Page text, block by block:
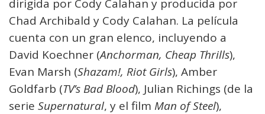
dirigida por Cody Calahan y producida por
Chad Archibald y Cody Calahan. La película
cuenta con un gran elenco, incluyendo a
David Koechner (Anchorman, Cheap Thrills),
Evan Marsh (Shazam!, Riot Girls), Amber
Goldfarb (TV’s Bad Blood), Julian Richings (de la
serie Supernatural, y el film Man of Steel),